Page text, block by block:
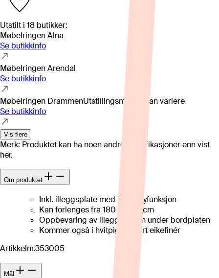
Utstilt i 18 butikker:
Møbelringen Alna
Se butikkinfo
Møbelringen Arendal
Se butikkinfo
Møbelringen DrammenUtstillingsmodell kan variere
Se butikkinfo
Vis flere
Merk: Produktet kan ha noen andre spesifikasjoner enn vist
her.
Om produktet
Inkl. illeggsplate med butterflyfunksjon
Kan forlenges fra 180 til 240 cm
Oppbevaring av illeggsplaten under bordplaten
Kommer også i hvitpigmentert eikefinér
Artikkelnr.353005
Mål